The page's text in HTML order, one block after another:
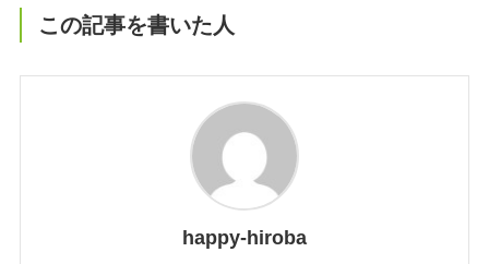
この記事を書いた人
happy-hiroba